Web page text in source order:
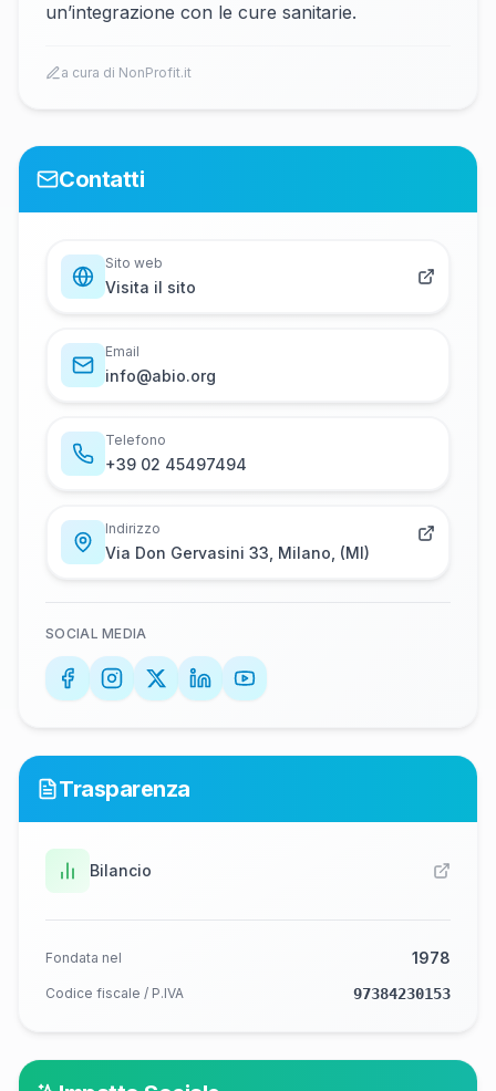
un’integrazione con le cure sanitarie.
a cura di NonProfit.it
Contatti
Sito web
Visita il sito
Email
i​n​f​o​@​a​b​i​o​.​o​r​g
Telefono
+​3​9​ ​0​2​ ​4​5​4​9​7​4​9​4
Indirizzo
Via Don Gervasini 33, Milano, (MI)
SOCIAL MEDIA
Trasparenza
Bilancio
Fondata nel 1978
Codice fiscale / P.IVA 97384230153